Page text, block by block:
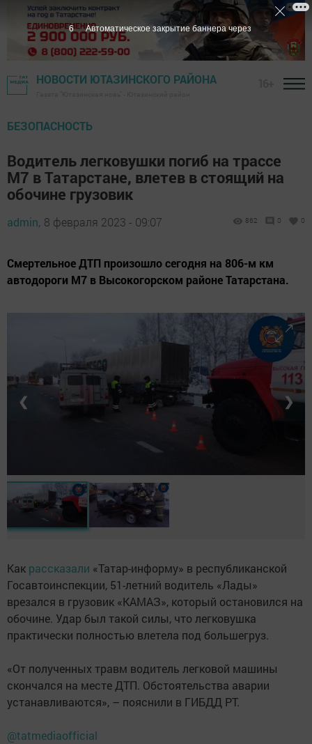
НОВОСТИ ЮТАЗИНСКОГО РАЙОНА
БЕЗОПАСНОСТЬ
Водитель легковушки погиб на трассе
М7 в Татарстане, влетев в стоящий на
обочине грузовик
admin, 8 февраля 2023 - 09:07 862 0 0
Смертельное ДТП произошло сегодня на 806-м км
автодороги М7 в Высокогорском районе Татарстана.
❮ ❯
Как рассказали «Татар-информу» в республиканской
Госавтоинспекции, 51-летний водитель «Лады»
врезался в грузовик «КАМАЗ», который остановился на
обочине. Удар был такой силы, что легковушка
практически полностью влетела под большегруз.
«От полученных травм водитель легковой машины
скончался на месте ДТП. Обстоятельства аварии
устанавливаются», – пояснили в ГИБДД РТ.
@tatmediaofficial
5 Автоматическое закрытие баннера через